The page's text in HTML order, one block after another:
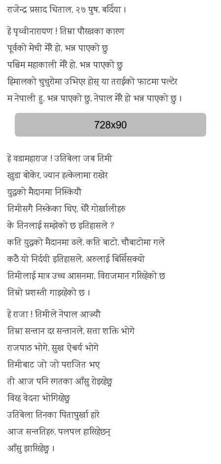
राजेन्द्र प्रसाद धिताल, २७ पुष, बर्दिया ।
हे पृथ्वीनारायण ! तिम्रा पौरखका कारण
पूर्वको मेची मेरै हो, भन्न पाएको छु
पश्चिम महाकाली मेरै हो, भन्न पाएको छु
हिमालको चुचुरोमा उभिएर होस् या तराईको फाटमा पल्टेर
म नेपाली हु, भन्न पाएको छु, नेपाल मेरै हो भन्न पाएको छु ।
हे वडामहाराज ! उतिबेला जब तिमी
खुडा बोकेर, ज्यान हत्केलामा राखेर
युद्धको मैदानमा निस्कियौ
तिमीसगै निस्केका थिए, धेरै गोर्खालीहरु
के तिनलाई सम्झेको छ इतिहासले ?
कति युद्धको मैदानमा ढले, कति बाटो, चौबाटोमा गले
कठै यो निर्दयी इतिहासले, अरुलाई बिर्सिसक्यो
तिमीलाई मात्र उच्च आसनमा, विराजमान गरिरहेको छ
तिम्रो प्रशस्ती गाइरहेको छ ।
हे राजा ! तिमीले नेपाल आज्र्यौ
तिम्रा सन्तान दर सन्तानले, सत्ता शक्ति भोगे
राजपाठ भोगे, सुख ऐश्वर्य भोगे
तिमीबाट जो जो पराजित भए
ती आज पनि रगतका आँसु रोइरहेछ्न
विरह वेदना भोगिरहेछ्न
उतिबेला तिनका पितापुर्खा हारे
आज सन्ततिहरु, पलपल हारिरहेछन्
आँसु झारिरहेछ्न ।